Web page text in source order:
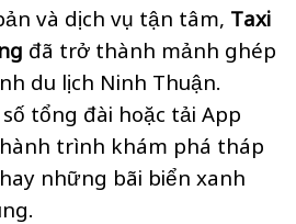
và dịch vụ tận tâm, Taxi
đã trở thành mảnh ghép
du lịch Ninh Thuận.
tổng đài hoặc tải App
trình khám phá tháp
những bãi biển xanh